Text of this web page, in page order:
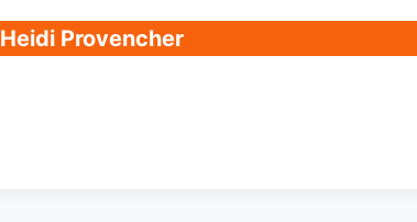
Heidi Provencher